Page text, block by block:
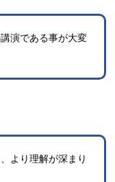
演である事が大変
より理解が深まり